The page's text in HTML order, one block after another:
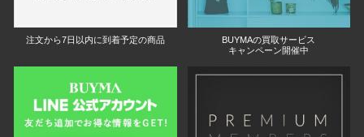
注文から7日以内に到着予定の商品
BUYMAの買取サービス
キャンペーン開催中